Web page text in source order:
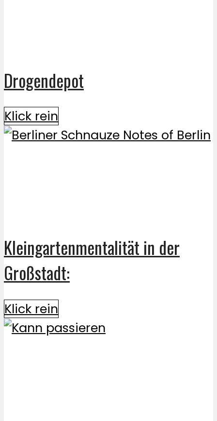
Drogendepot
Klick rein
Kleingartenmentalität in der
Großstadt:
Klick rein